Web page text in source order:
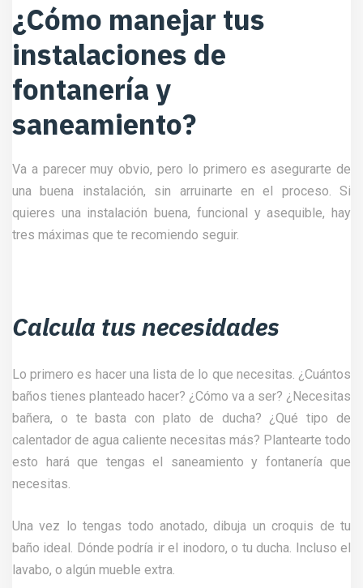
¿Cómo manejar tus
instalaciones de
fontanería y
saneamiento?
Va a parecer muy obvio, pero lo primero es asegurarte de
una buena instalación, sin arruinarte en el proceso. Si
quieres una instalación buena, funcional y asequible, hay
tres máximas que te recomiendo seguir.
Calcula tus necesidades
Lo primero es hacer una lista de lo que necesitas. ¿Cuántos
baños tienes planteado hacer? ¿Cómo va a ser? ¿Necesitas
bañera, o te basta con plato de ducha? ¿Qué tipo de
calentador de agua caliente necesitas más? Plantearte todo
esto hará que tengas el saneamiento y fontanería que
necesitas.
Una vez lo tengas todo anotado, dibuja un croquis de tu
baño ideal. Dónde podría ir el inodoro, o tu ducha. Incluso el
lavabo, o algún mueble extra.